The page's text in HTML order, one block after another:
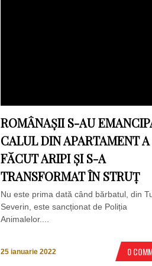
ROMÂNAȘII S-AU
CALUL DIN APARTAMENT A
FĂCUT ARIPI ȘI S-A
TRANSFORMAT ÎN STRUȚ
Nu este prima dată când bărbatul, din
Severin, este sancționat de Poliția
Animalelor....
25 ianuarie 2022 0